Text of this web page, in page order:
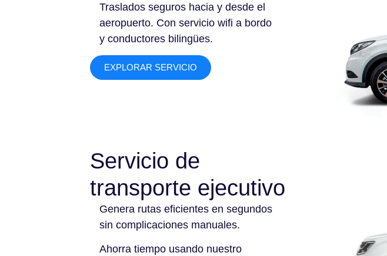
Traslados seguros hacia y desde el
aeropuerto. Con servicio wifi a bordo
y conductores bilingües.
EXPLORAR SERVICIO
Servicio de
transporte ejecutivo
Genera rutas eficientes en segundos
sin complicaciones manuales.
Ahorra tiempo usando nuestro